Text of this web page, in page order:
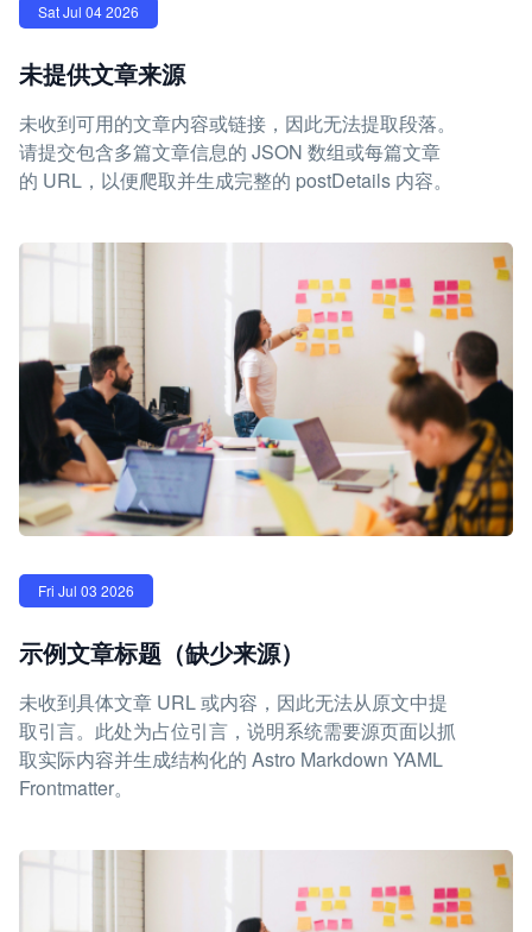
Sat Jul 04 2026
未提供文章来源
未收到可用的文章内容或链接，因此无法提取段落。
请提交包含多篇文章信息的 JSON 数组或每篇文章
的 URL，以便爬取并生成完整的 postDetails 内容。
Fri Jul 03 2026
示例文章标题（缺少来源）
未收到具体文章 URL 或内容，因此无法从原文中提
取引言。此处为占位引言，说明系统需要源页面以抓
取实际内容并生成结构化的 Astro Markdown YAML
Frontmatter。